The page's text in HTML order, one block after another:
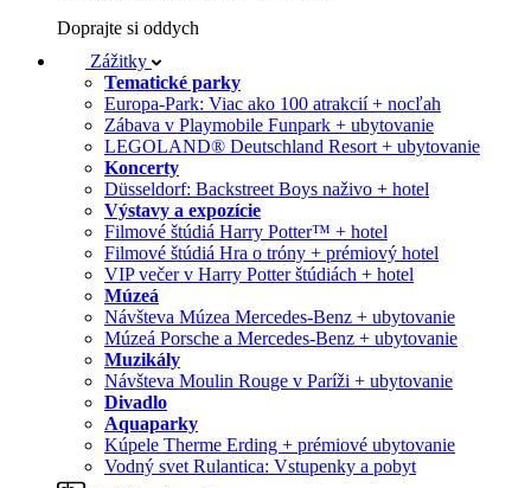
Doprajte si oddych
Zážitky
Tematické parky
Europa-Park: Viac ako 100 atrakcií + nocľah
Zábava v Playmobile Funpark + ubytovanie
LEGOLAND® Deutschland Resort + ubytovanie
Koncerty
Düsseldorf: Backstreet Boys naživo + hotel
Výstavy a expozície
Filmové štúdiá Harry Potter™ + hotel
Filmové štúdiá Hra o tróny + prémiový hotel
VIP večer v Harry Potter štúdiách + hotel
Múzeá
Návšteva Múzea Mercedes-Benz + ubytovanie
Múzeá Porsche a Mercedes-Benz + ubytovanie
Muzikály
Návšteva Moulin Rouge v Paríži + ubytovanie
Divadlo
Aquaparky
Kúpele Therme Erding + prémiové ubytovanie
Vodný svet Rulantica: Vstupenky a pobyt